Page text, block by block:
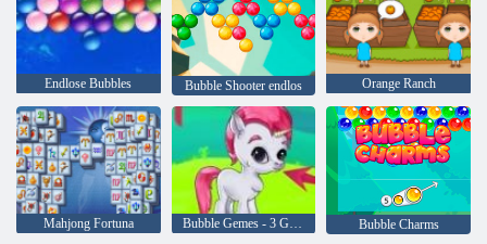
Endlose Bubbles Bubble Shooter endlos Orange Ranch
Mahjong Fortuna Bubble Gemes - 3 Gewinnt Bubble Charms